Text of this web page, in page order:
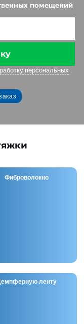
помещений
наобработку
Фиброволокно
ленту